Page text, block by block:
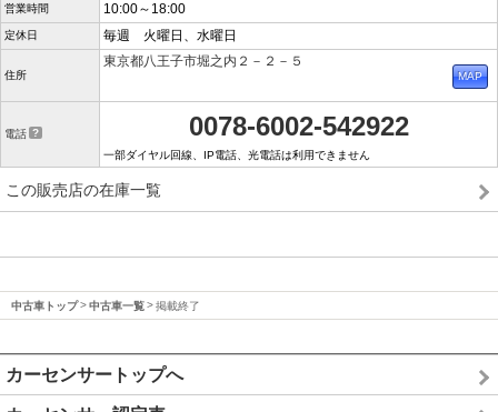
営業時間 10:00～18:00
定休日 毎週 火曜日、水曜日
住所
東京都八王子市堀之内２－２－５
電話 0078-6002-542922
一部ダイヤル回線、IP電話、光電話は利用できません
この販売店の在庫一覧
中古車トップ 中古車一覧 掲載終了
カーセンサートップへ